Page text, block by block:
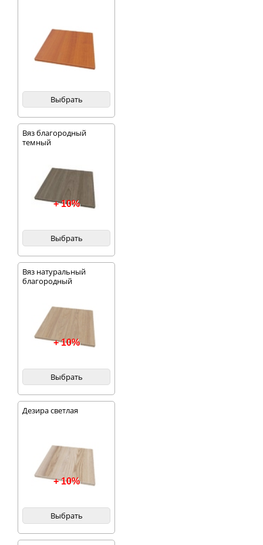
Выбрать
Вяз благородный
темный
+ 10%
Выбрать
Вяз натуральный
благородный
+ 10%
Выбрать
Дезира светлая
+ 10%
Выбрать